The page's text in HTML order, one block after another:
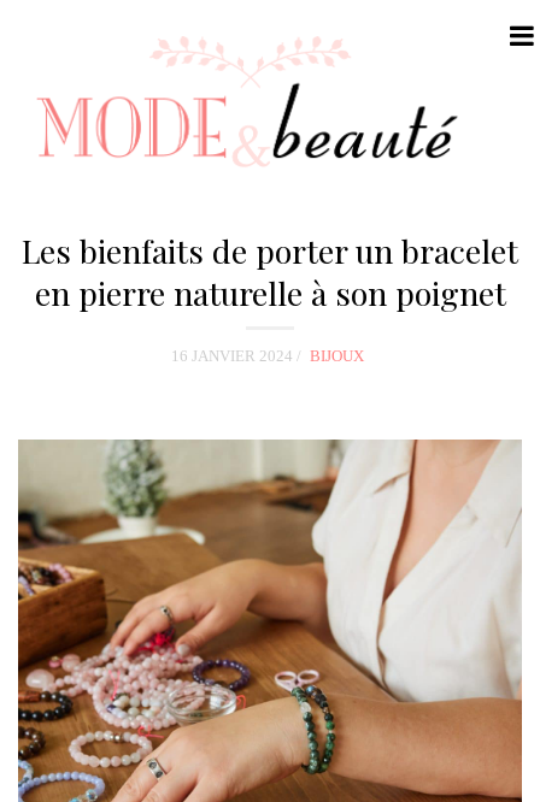
a
v
i
n
Les bienfaits de porter un bracelet
en pierre naturelle à son poignet
16 JANVIER 2024 BIJOUX